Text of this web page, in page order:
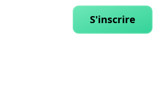
S'inscrire